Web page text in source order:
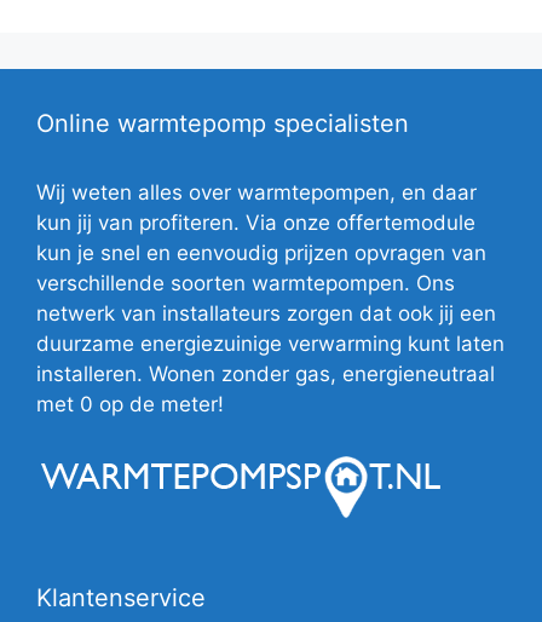
Online warmtepomp specialisten
Wij weten alles over warmtepompen, en daar
kun jij van profiteren. Via onze offertemodule
kun je snel en eenvoudig prijzen opvragen van
verschillende soorten warmtepompen. Ons
netwerk van installateurs zorgen dat ook jij een
duurzame energiezuinige verwarming kunt laten
installeren. Wonen zonder gas, energieneutraal
met 0 op de meter!
Klantenservice